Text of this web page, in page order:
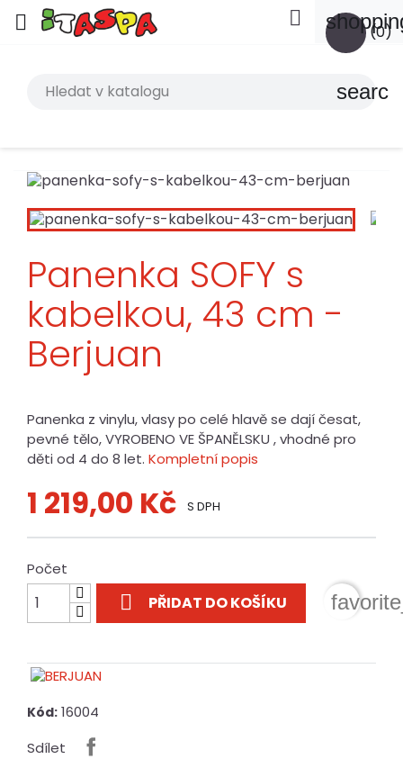
 (0)

search
Panenka SOFY s
kabelkou, 43 cm -
Berjuan
Panenka z vinylu, vlasy po celé hlavě se dají česat,
pevné tělo, VYROBENO VE ŠPANĚLSKU , vhodné pro
děti od 4 do 8 let. Kompletní popis
1 219,00 Kč S DPH
Počet
 PŘIDAT DO KOŠÍKU
Kód: 16004
Sdílet